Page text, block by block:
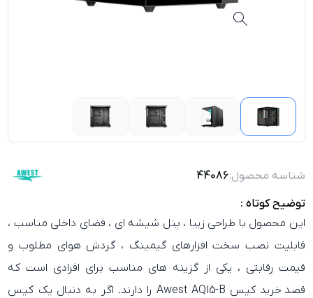
شناسه محصول:44086
توضیح کوتاه :
این محصول با طراحی زیبا ، پنل شیشه ای ، فضای داخلی مناسب ،
قابلیت نصب سخت افزارهای گیمینگ ، گردش هوای مطلوب و
قیمت رقابتی ، یکی از گزینه های مناسب برای افرادی است که
قصد خرید کیس Awest AQ15-B را دارند. اگر به دنبال یککیس